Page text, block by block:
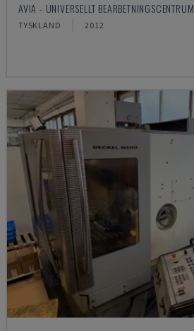
AVIA - UNIVERSELLT BEARBETNINGSCENTRUM
TYSKLAND 2012